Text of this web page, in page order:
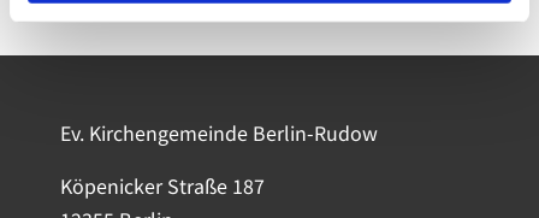
Ev. Kirchengemeinde Berlin-Rudow
Köpenicker Straße 187